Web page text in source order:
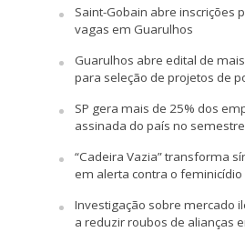
Saint-Gobain abre inscrições
vagas em Guarulhos
Guarulhos abre edital de
para seleção de projetos de
SP gera mais de 25% dos
assinada do país no semestre
“Cadeira Vazia” transforma
em alerta contra o feminicídio
Investigação sobre mercado
a reduzir roubos de alianças